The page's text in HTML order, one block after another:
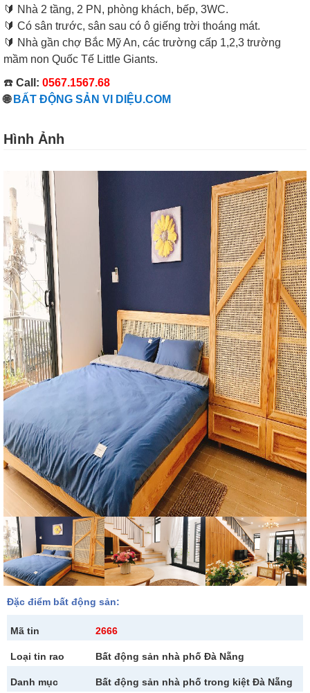
🔰 Nhà 2 tầng, 2 PN, phòng khách, bếp, 3WC.
🔰 Có sân trước, sân sau có ô giếng trời thoáng mát.
🔰 Nhà gần chợ Bắc Mỹ An, các trường cấp 1,2,3 trường
mầm non Quốc Tế Little Giants.
☎️ Call: 0567.1567.68
🌐 BẤT ĐỘNG SẢN VI DIỆU.COM
Hình Ảnh
Đặc điểm bất động sản:
Mã tin 2666
Loại tin rao Bất động sản nhà phố Đà Nẵng
Danh mục Bất động sản nhà phố trong kiệt Đà Nẵng